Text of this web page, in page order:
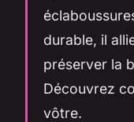
durable, il
préserver la
Découvrez
vôtre.